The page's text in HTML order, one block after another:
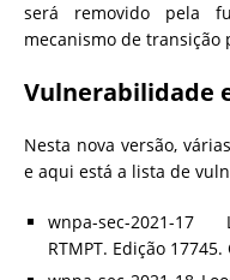
será removido pela
mecanismo de transição
Vulnerabilidade
Nesta nova versão,
e aqui está a lista de
wnpa-sec-2021-
RTMPT. Edição 17745.